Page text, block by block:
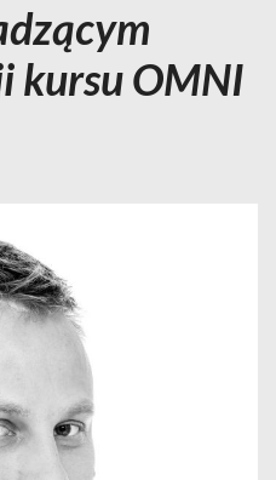
kursu OMNI